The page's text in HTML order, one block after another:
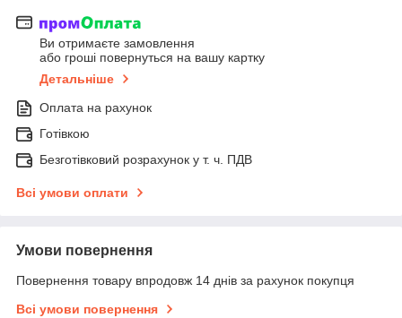
Ви отримаєте замовлення
або гроші повернуться на вашу картку
Детальніше
Оплата на рахунок
Готівкою
Безготівковий розрахунок у т. ч. ПДВ
Всі умови оплати
Умови повернення
Повернення товару впродовж 14 днів за рахунок покупця
Всі умови повернення